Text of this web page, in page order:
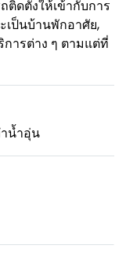
ติดตั้งให้เข้ากับการ
เป็นบ้านพักอาศัย,
ารต่าง ๆ ตามแต่ที่
น้ำอุ่น